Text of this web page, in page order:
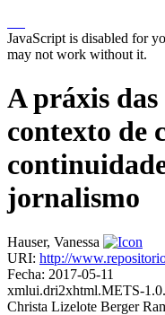
JavaScript is disabled for
may not work without it.
A práxis das
contexto de
jornalismo
Hauser, Vanessa
URI: http://
Fecha: 2017-05-11
xmlui.dri2xhtml.METS-
Christa Lizelote Berger